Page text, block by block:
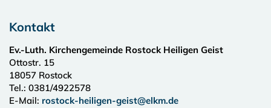
Kontakt
Ev.-Luth. Kirchengemeinde Rostock Heiligen Geist
Ottostr. 15
18057 Rostock
Tel.: 0381/4922578
E-Mail: rostock-heiligen-geist@elkm.de